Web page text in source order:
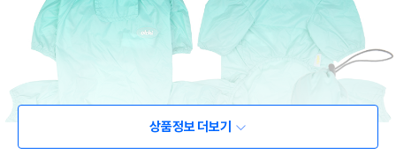
상품정보 더보기